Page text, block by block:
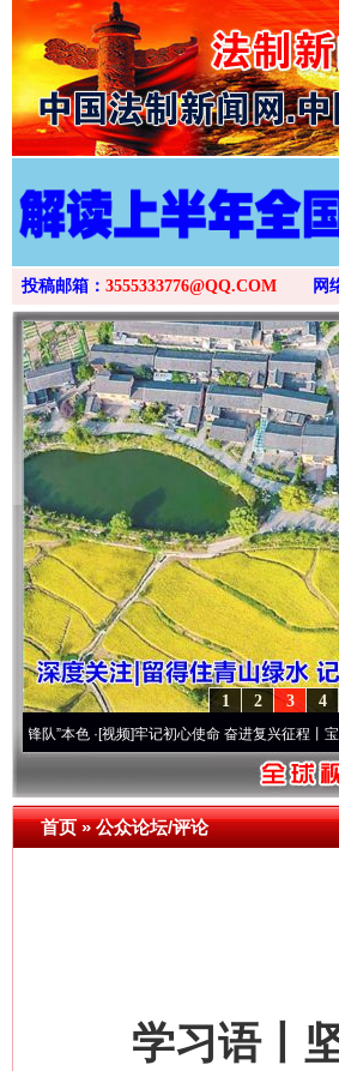
投稿邮箱： 3555333776@QQ.COM 网
4
3
2
1
·[视频]牢记初心使命 奋进复兴征程丨宝塔山下好
首页»公众论坛/评论
学习语丨坚